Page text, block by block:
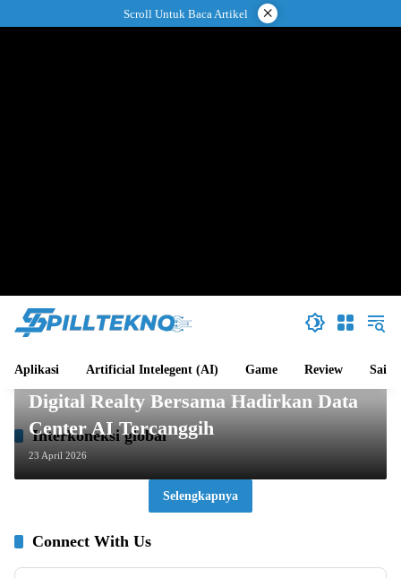
ke
Scroll Untuk Baca Artikel ×
Aplikasi Artificial Intelegent (AI) Game Review Sains
Interkoneksi global
AI
Digital Realty Bersama Hadirkan Data
Center AI Tercanggih
23 April 2026
Selengkapnya
Connect With Us